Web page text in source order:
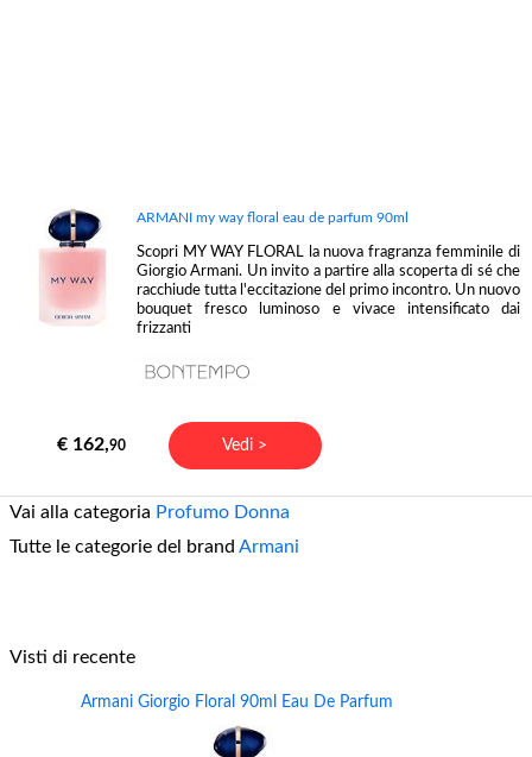
ARMANI my way floral eau de parfum 90ml
Scopri MY WAY FLORAL la nuova fragranza femminile di
Giorgio Armani. Un invito a partire alla scoperta di sé che
racchiude tutta l'eccitazione del primo incontro. Un nuovo
bouquet fresco luminoso e vivace intensificato dai
frizzanti
€ 162,90 Vedi >
Vai alla categoria Profumo Donna
Tutte le categorie del brand Armani
Visti di recente
Armani Giorgio Floral 90ml Eau De Parfum